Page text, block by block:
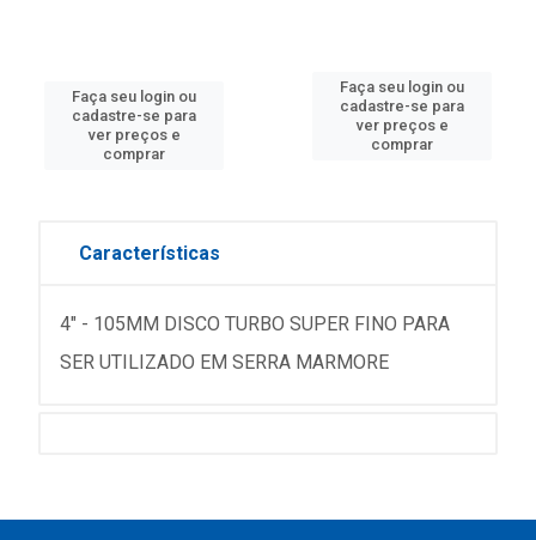
Faça seu login ou
cadastre-se para
ver preços e
comprar
Faça seu login ou
cadastre-se para
ver preços e
comprar
Características
4" - 105MM DISCO TURBO SUPER FINO PARA
SER UTILIZADO EM SERRA MARMORE